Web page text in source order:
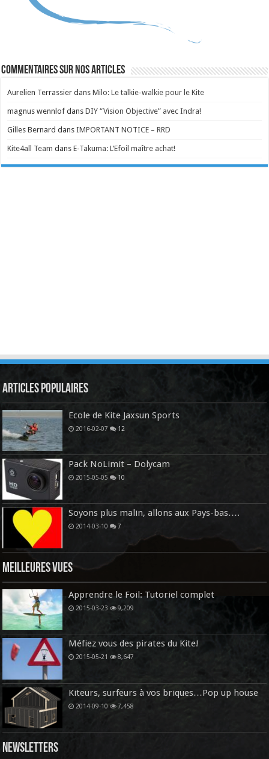
Commentaires sur nos articles
Aurelien Terrassier dansMilo: Le talkie-walkie pour le Kite
magnus wennlof dansDIY “Vision Objective” avec Indra!
Gilles Bernard dansIMPORTANT NOTICE – RRD
Kite4all Team dansE-Takuma: L’Efoil maître achat!
Articles Populaires
Ecole de Kite Jaxsun Sports
2016-02-07 12
Pack NoLimit – Dolycam
2015-05-05 10
Soyons plus malin, allons aux Pays-bas….
2014-03-10 7
Meilleures vues
Apprendre le Foil: Tutoriel complet
2015-03-23 9,209
Méfiez vous des pirates du Kite!
2015-05-21 8,647
Kiteurs, surfeurs à vos briques…Pop up house
2014-09-10 7,458
Newsletters